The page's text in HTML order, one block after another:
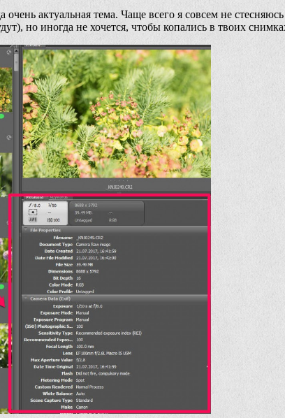
очень актуальная тема. Чаще всего я совсем не
но иногда не хочется, чтобы копались в твоих